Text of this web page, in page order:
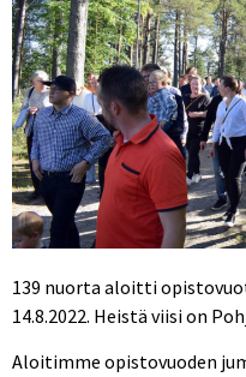
139 nuorta aloitti
14.8.2022. Heistä viisi on
Aloitimme opistovuoden